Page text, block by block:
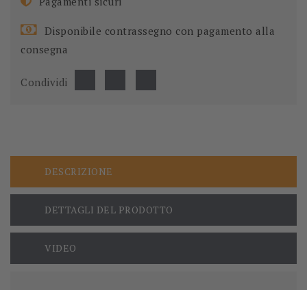
Disponibile contrassegno con pagamento alla
consegna
Condividi
DESCRIZIONE
DETTAGLI DEL PRODOTTO
VIDEO